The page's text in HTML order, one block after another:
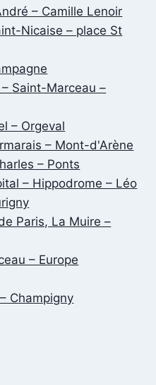
– Camille Lenoir
Nicaise – place St
Saint-Marceau –
– Orgeval
– Mont-d'Arène
– Ponts
– Hippodrome – Léo
Paris, La Muire –
– Europe
Champigny